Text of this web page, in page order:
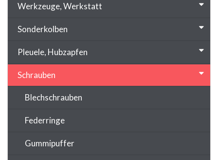
Werkzeuge, Werkstatt
Sonderkolben
Pleuele, Hubzapfen
Schrauben
Blechschrauben
Federringe
Gummipuffer